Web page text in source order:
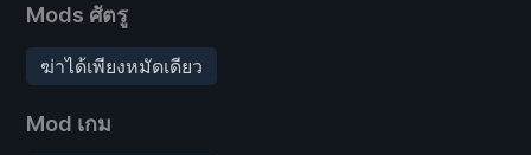
Mods ศัตรู
ฆ่าได้เพียงหมัดเดียว
Mod เกม